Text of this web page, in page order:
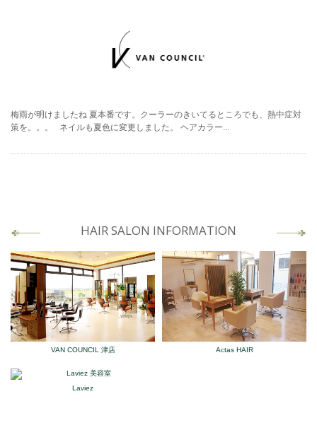
梅雨が明けましたね 夏本番です。クーラーのきいてるところでも、熱中症対
策を。。。 ネイルも夏色に変更しました。 ヘアカラー...
HAIR SALON INFORMATION
VAN COUNCIL 津店 Actas HAIR
Laviez